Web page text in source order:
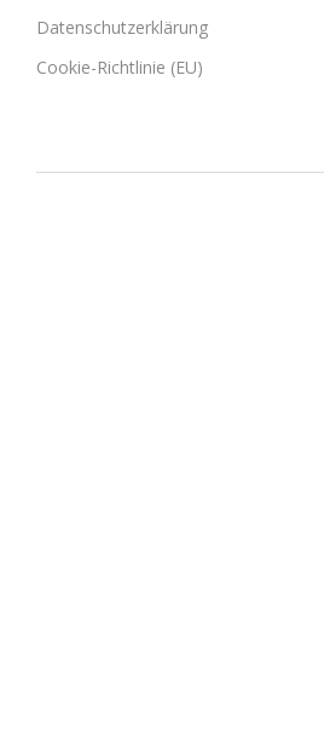
Datenschutzerklärung
Cookie-Richtlinie (EU)